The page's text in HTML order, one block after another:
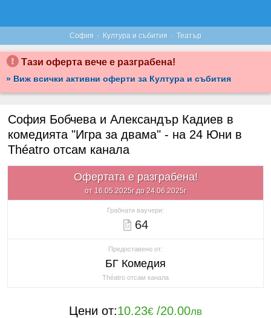
София · Култура и събития · Театър
Тази оферта вече е разграбена!
» Виж всички активни оферти за Култура и събития
София Бобчева и Александър Кадиев в
комедията "Игра за двама" - на 24 Юни в
Théatro отсам канала
Офертата е разграбена!
от 16.05.2025г до 24.06.2025г
Грабнати ваучери:
64
Предоставено от:
БГ Комедия
Théatro отсам канала
Цени от:10.23€ /20.00лв